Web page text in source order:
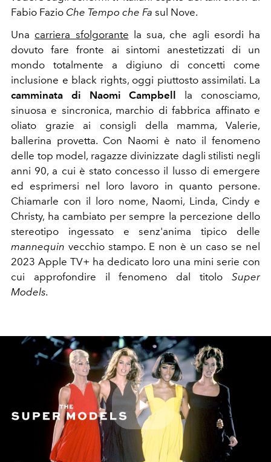
Fabio Fazio Che Tempo che Fa sul Nove.
Una carriera sfolgorante la sua, che agli esordi ha
dovuto fare fronte ai sintomi anestetizzati di un
mondo totalmente a digiuno di concetti come
inclusione e black rights, oggi piuttosto assimilati. La
camminata di Naomi Campbell
la conosciamo,
sinuosa e sincronica, marchio di fabbrica affinato e
oliato grazie ai consigli della mamma, Valerie,
ballerina provetta. Con Naomi è nato il fenomeno
delle top model, ragazze divinizzate dagli stilisti negli
anni 90, a cui è stato concesso il lusso di emergere
ed esprimersi nel loro lavoro in quanto persone.
Chiamarle con il loro nome, Naomi, Linda, Cindy e
Christy, ha cambiato per sempre la percezione dello
stereotipo ingessato e senz'anima tipico delle
mannequin vecchio stampo. E non è un caso se nel
2023 Apple TV+ ha dedicato loro una mini serie con
cui approfondire il fenomeno dal titolo Super
Models.
Play